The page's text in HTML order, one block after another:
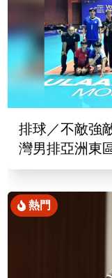
排球／不敵強
灣男排亞洲東
熱門